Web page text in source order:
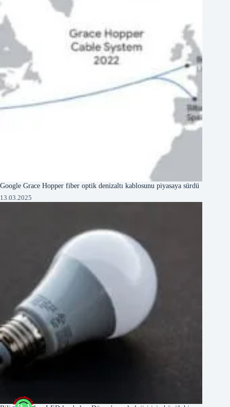
Google Grace Hopper fiber optik denizaltı kablosunu piyasaya sürdü
13.03.2025